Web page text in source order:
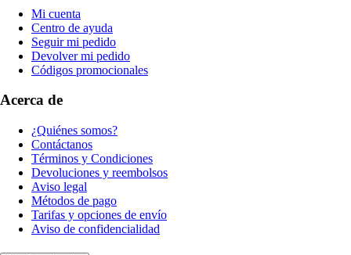
Mi cuenta
Centro de ayuda
Seguir mi pedido
Devolver mi pedido
Códigos promocionales
Acerca de
¿Quiénes somos?
Contáctanos
Términos y Condiciones
Devoluciones y reembolsos
Aviso legal
Métodos de pago
Tarifas y opciones de envío
Aviso de confidencialidad